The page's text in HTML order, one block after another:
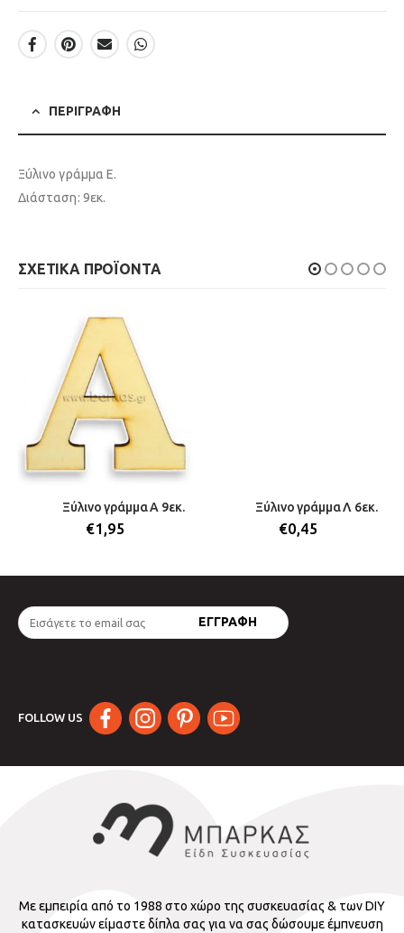
ΠΕΡΙΓΡΑΦΉ
Ξύλινο γράμμα Ε.
Διάσταση: 9εκ.
ΣΧΕΤΙΚΆ ΠΡΟΪΌΝΤΑ
Ξύλινο γράμμα Α 9εκ.
€1,95
Ξύλινο γράμμα Λ 6εκ.
€0,45
FOLLOW US
Με εμπειρία από το 1988 στο χώρο της συσκευασίας & των DIY
κατασκευών είμαστε δίπλα σας για να σας δώσουμε έμπνευση